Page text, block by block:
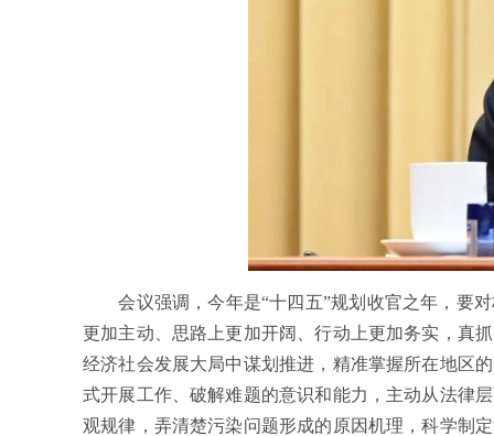
会议强调，今年是“十四五”规划收官之年，要对
更加主动、思路上更加开阔、行动上更加务实，真
经济社会发展大局中谋划推进，精准掌握所在地区
式开展工作、破解难题的意识和能力，主动从法律
观规律，弄清楚污染问题形成的原因机理，科学制